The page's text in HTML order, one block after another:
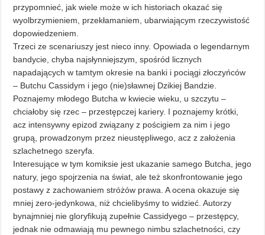
przypomnieć, jak wiele może w ich historiach okazać się
wyolbrzymieniem, przekłamaniem, ubarwiającym rzeczywistość
dopowiedzeniem.
Trzeci ze scenariuszy jest nieco inny. Opowiada o legendarnym
bandycie, chyba najsłynniejszym, spośród licznych
napadających w tamtym okresie na banki i pociągi złoczyńców
– Butchu Cassidym i jego (nie)sławnej Dzikiej Bandzie.
Poznajemy młodego Butcha w kwiecie wieku, u szczytu –
chciałoby się rzec – przestępczej kariery. I poznajemy krótki,
acz intensywny epizod związany z pościgiem za nim i jego
grupą, prowadzonym przez nieustępliwego, acz z założenia
szlachetnego szeryfa.
Interesujące w tym komiksie jest ukazanie samego Butcha, jego
natury, jego spojrzenia na świat, ale też skonfrontowanie jego
postawy z zachowaniem stróżów prawa. A ocena okazuje się
mniej zero-jedynkowa, niż chcielibyśmy to widzieć. Autorzy
bynajmniej nie gloryfikują zupełnie Cassidyego – przestępcy,
jednak nie odmawiają mu pewnego nimbu szlachetności, czy